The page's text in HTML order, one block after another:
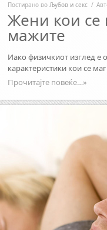
Постирано во Љубов и секс /
Жени кои се
мажите
Иако физичкиот изглед е
карактеристики кои се
Прочитајте повеќе…»